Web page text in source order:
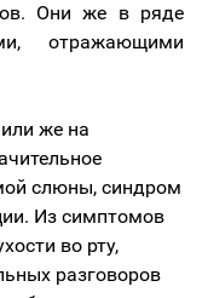
Они же в ряде
отражающими
же на
слюны, синдром
Из симптомов
во рту,
разговоров